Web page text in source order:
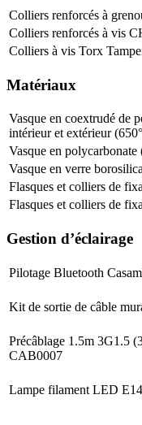
Colliers renforcés à
Colliers renforcés à vis
Colliers à vis Torx
Matériaux
Vasque en coextrudé de
intérieur et extérieur
Vasque en polycarbonate
Vasque en verre
Flasques et colliers de
Flasques et colliers de
Gestion d’éclairage
Pilotage Bluetooth
Kit de sortie de câble
Précâblage 1.5m 3G1.5
CAB0007
Lampe filament LED